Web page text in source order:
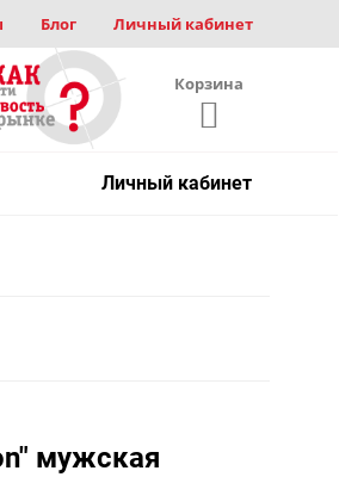
Блог Личный кабинет
Корзина
Личный кабинет
мужская